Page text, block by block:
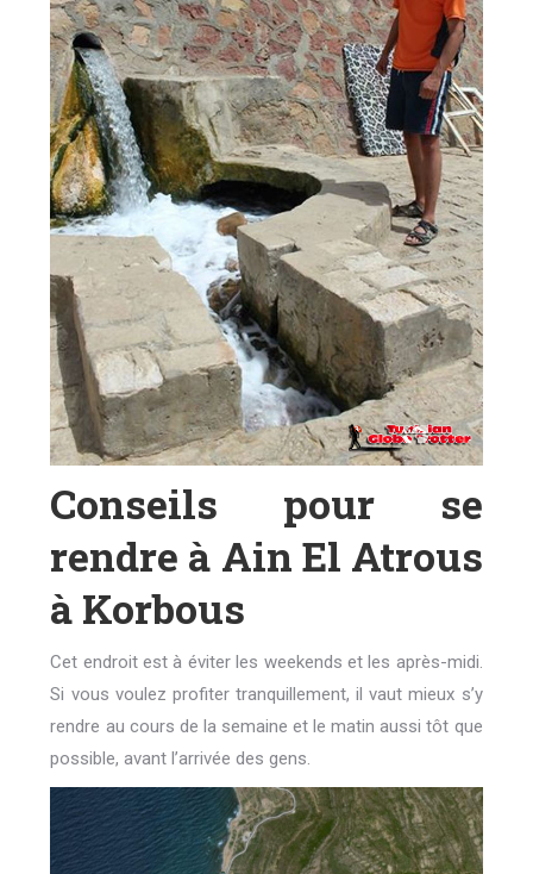
Conseils pour se
rendre à Ain El Atrous
à Korbous
Cet endroit est à éviter les weekends et les après-midi.
Si vous voulez profiter tranquillement, il vaut mieux s’y
rendre au cours de la semaine et le matin aussi tôt que
possible, avant l’arrivée des gens.